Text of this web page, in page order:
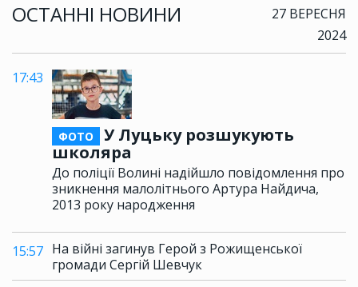
ОСТАННІ НОВИНИ
27 ВЕРЕСНЯ
2024
17:43
ФОТО
У Луцьку розшукують
школяра
До поліції Волині надійшло повідомлення про
зникнення малолітнього Артура Найдича,
2013 року народження
15:57 На війні загинув Герой з Рожищенської
громади Сергій Шевчук